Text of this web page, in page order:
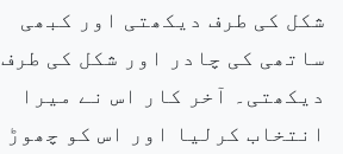
شکل کی طرف دیکھتی اور کبھی
ساتھی کی چادر اور شکل کی طرف
دیکھتی۔ آخر کار اس نے میرا
انتخاب کرلیا اور اس کو چھوڑ